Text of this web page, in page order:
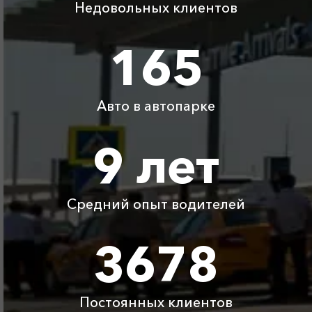
Коса Беляус ⇆
3020 ₽ 6040 ₽ 9060 ₽
3945 ₽ 7890 ₽ 11835 ₽
Коса Беляус ⇆
Коса Беляус ⇆
710 ₽ 1420 ₽
Детское
Бесплатно Бесплатно
Бесплатно Бесплатно Бесплатно
Аренда автомобиля
Недовольных клиентов
165
Авто в автопарке
9 лет
Средний опыт водителей
3678
Постоянных клиентов